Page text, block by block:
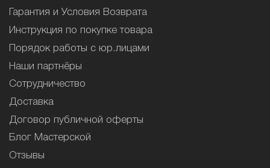
Гарантия и Условия Возврата
Инструкция по покупке товара
Порядок работы с юр.лицами
Наши партнёры
Сотрудничество
Доставка
Договор публичной оферты
Блог Мастерской
Отзывы